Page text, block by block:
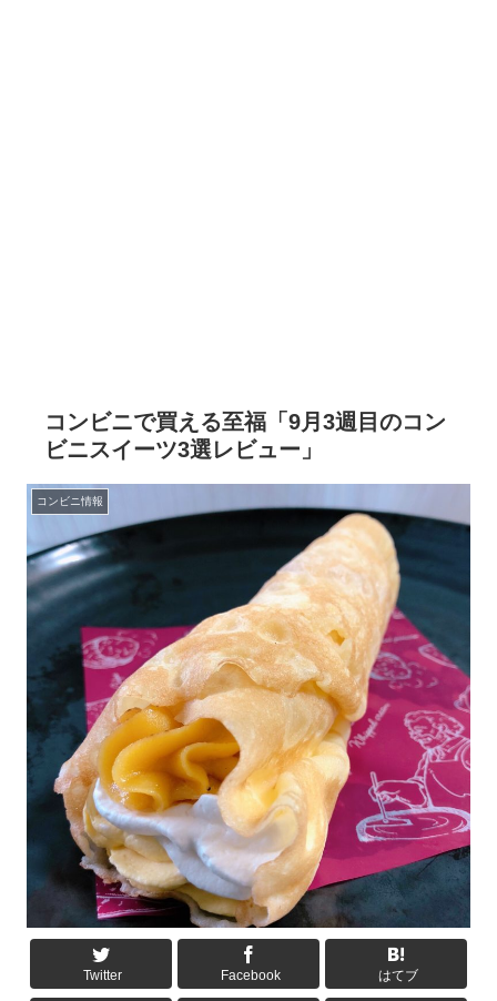
コンビニで買える至福「9月3週目のコン
ビニスイーツ3選レビュー」
コンビニ情報
Twitter Facebook はてブ